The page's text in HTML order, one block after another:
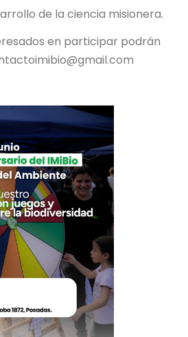
de la ciencia misionera.
en participar podrán